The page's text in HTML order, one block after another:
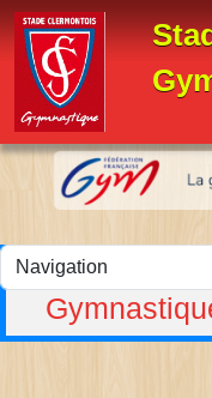
Panneau de gestion des